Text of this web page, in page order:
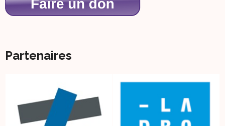
Partenaires